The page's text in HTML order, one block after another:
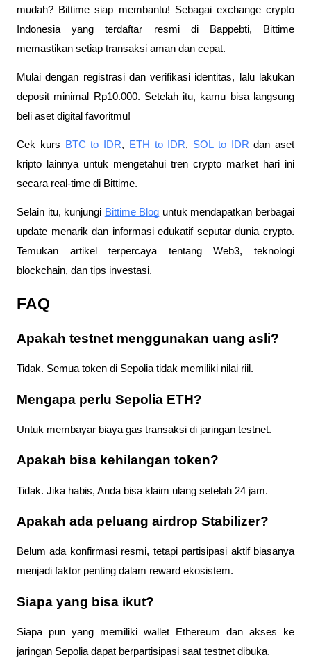
mudah? Bittime siap membantu! Sebagai exchange crypto
Indonesia yang terdaftar resmi di Bappebti, Bittime
memastikan setiap transaksi aman dan cepat.
Mulai dengan registrasi dan verifikasi identitas, lalu lakukan
deposit minimal Rp10.000. Setelah itu, kamu bisa langsung
beli aset digital favoritmu!
Cek kurs BTC to IDR, ETH to IDR, SOL to IDR dan aset
kripto lainnya untuk mengetahui tren crypto market hari ini
secara real-time di Bittime.
Selain itu, kunjungi Bittime Blog untuk mendapatkan berbagai
update menarik dan informasi edukatif seputar dunia crypto.
Temukan artikel terpercaya tentang Web3, teknologi
blockchain, dan tips investasi.
FAQ
Apakah testnet menggunakan uang asli?
Tidak. Semua token di Sepolia tidak memiliki nilai riil.
Mengapa perlu Sepolia ETH?
Untuk membayar biaya gas transaksi di jaringan testnet.
Apakah bisa kehilangan token?
Tidak. Jika habis, Anda bisa klaim ulang setelah 24 jam.
Apakah ada peluang airdrop Stabilizer?
Belum ada konfirmasi resmi, tetapi partisipasi aktif biasanya
menjadi faktor penting dalam reward ekosistem.
Siapa yang bisa ikut?
Siapa pun yang memiliki wallet Ethereum dan akses ke
jaringan Sepolia dapat berpartisipasi saat testnet dibuka.